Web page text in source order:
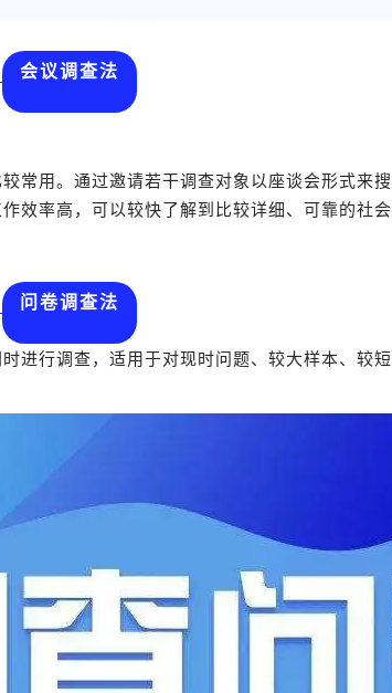
会议调查法
常用。通过邀请若干调查对象以座谈会形式来搜
效率高，可以较快了解到比较详细、可靠的社会
问卷调查法
进行调查，适用于对现时问题、较大样本、较短